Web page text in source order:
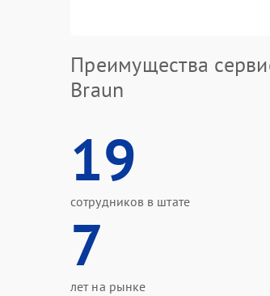
Преимущества
Braun
19
сотрудников в штате
7
лет на рынке